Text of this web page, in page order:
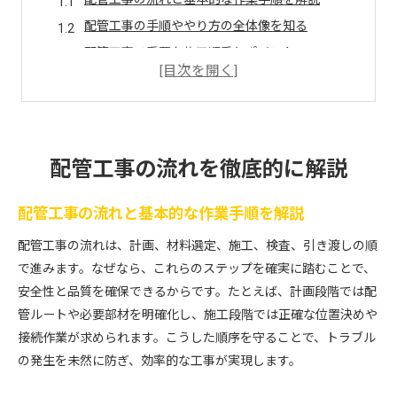
配管工事の手順ややり方の全体像を知る
配管工事で重要な施工順番とポイント
水道配管工事の流れと注意点を押さえる
配管工事の種類ごとに異なる流れの特徴
作業手順書から学ぶ配管工事の極意
配管工事のやり方を手順書で徹底マスター
配管工事の作業手順書が安全性向上に役立つ理由
現場で役立つ配管工事手順書の活用ポイント
配管工事の手順ミスを防ぐための書類管理法
配管工事作業手順書の最新活用テクニック
効率化を目指す配管工事の実践方法
配管工事の効率化に役立つ作業手順の工夫
配管工事の流れを徹底的に解説
配管工事の流れと基本的な作業手順を解説
配管工事の流れは、計画、材料選定、施工、検査、引き渡しの順
で進みます。なぜなら、これらのステップを確実に踏むことで、
安全性と品質を確保できるからです。たとえば、計画段階では配
管ルートや必要部材を明確化し、施工段階では正確な位置決めや
接続作業が求められます。こうした順序を守ることで、トラブル
の発生を未然に防ぎ、効率的な工事が実現します。